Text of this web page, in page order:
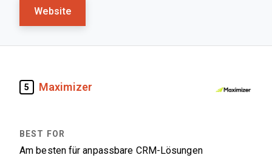
Website
5 Maximizer
Am besten für anpassbare CRM-Lösungen